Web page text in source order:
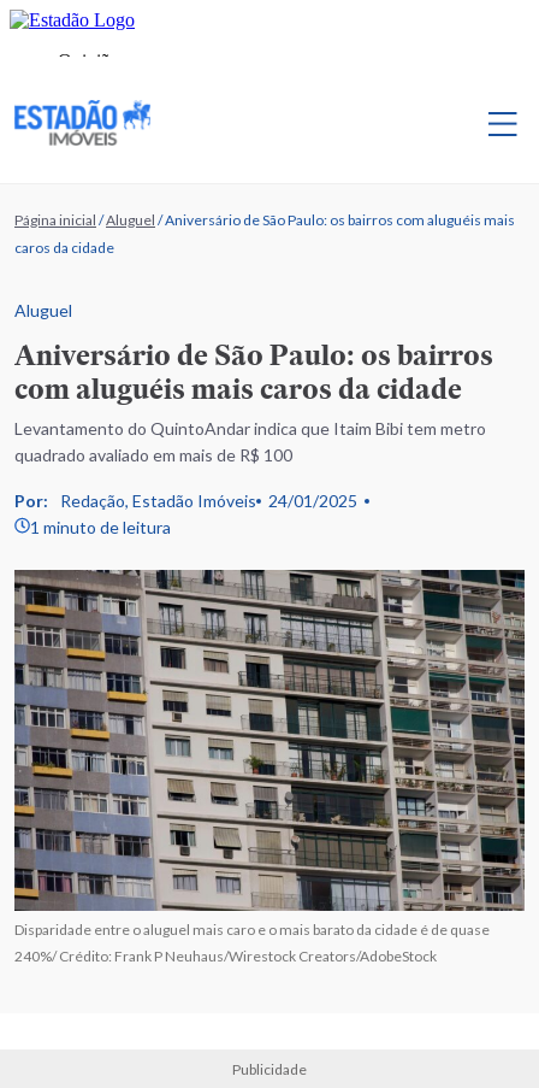
Página inicial /Aluguel /Aniversário de São Paulo: os bairros com aluguéis mais
caros da cidade
Aluguel
Aniversário de São Paulo: os bairros
com aluguéis mais caros da cidade
Levantamento do QuintoAndar indica que Itaim Bibi tem metro
quadrado avaliado em mais de R$ 100
Por: Redação, Estadão Imóveis
24/01/2025
1 minuto de leitura
Disparidade entre o aluguel mais caro e o mais barato da cidade é de quase
240%/ Crédito: Frank P Neuhaus/Wirestock Creators/AdobeStock
Publicidade